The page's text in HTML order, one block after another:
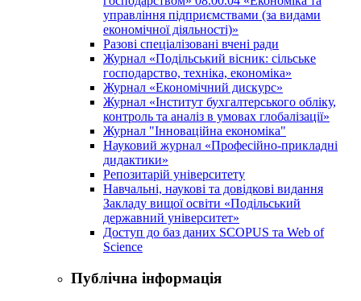
управління підприємствами (за видами
економічної діяльності)»
Разові спеціалізовані вчені ради
Журнал «Подільський вісник: сільське
господарство, техніка, економіка»
Журнал «Економічний дискурс»
Журнал «Інститут бухгалтерського обліку,
контроль та аналіз в умовах глобалізації»
Журнал "Інноваційна економіка"
Науковий журнал «Професійно-прикладні
дидактики»
Репозитарій університету
Навчальні, наукові та довідкові видання
Закладу вищої освіти «Подільський
державний університет»
Доступ до баз даних SCOPUS та Web of
Science
Публічна інформація